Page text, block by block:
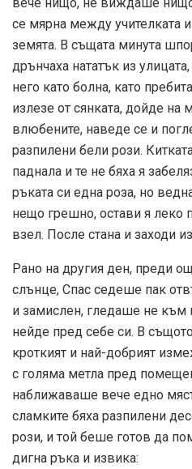
вече нищо, не виждаше
се мярна между учителката
земята. В същата минута
дрънчаха нататък из
него като болна, като
излезе от сянката, дойде на
влюбените, наведе се и
разпилени бели рози.
паднала и те не бяха я
ръката си една роза, но
нещо грешно, остави я леко
взел. После стана и заходи
Рано на другия ден, преди
слънце, Спас седеше пак
и замислен, гледаше не към
нейде пред себе си. В
кроткият и най-добрият
с голяма метла пред
наближаваше вече едно
сламките бяха разпилени
рози, и той беше готов да
дигна ръка и извика: